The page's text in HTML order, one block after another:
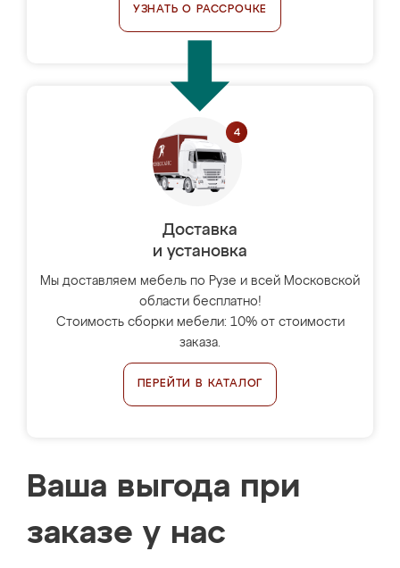
УЗНАТЬ О РАССРОЧКЕ
Доставка
и установка
Мы доставляем мебель по Рузе и всей Московской
области бесплатно!
Стоимость сборки мебели: 10% от стоимости
заказа.
ПЕРЕЙТИ В КАТАЛОГ
Ваша выгода при
заказе у нас